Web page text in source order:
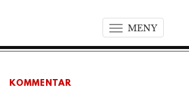
MENYT
o
KOMMENTAR